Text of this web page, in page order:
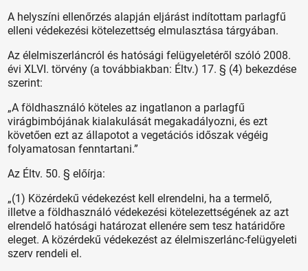
A helyszíni ellenőrzés alapján eljárást indítottam parlagfű
elleni védekezési kötelezettség elmulasztása tárgyában.
Az élelmiszerláncról és hatósági felügyeletéről szóló 2008.
évi XLVI. törvény (a továbbiakban: Éltv.) 17. § (4) bekezdése
szerint:
„A földhasználó köteles az ingatlanon a parlagfű
virágbimbójának kialakulását megakadályozni, és ezt
követően ezt az állapotot a vegetációs időszak végéig
folyamatosan fenntartani.”
Az Éltv. 50. § előírja:
„(1) Közérdekű védekezést kell elrendelni, ha a termelő,
illetve a földhasználó védekezési kötelezettségének az azt
elrendelő hatósági határozat ellenére sem tesz határidőre
eleget. A közérdekű védekezést az élelmiszerlánc-felügyeleti
szerv rendeli el.